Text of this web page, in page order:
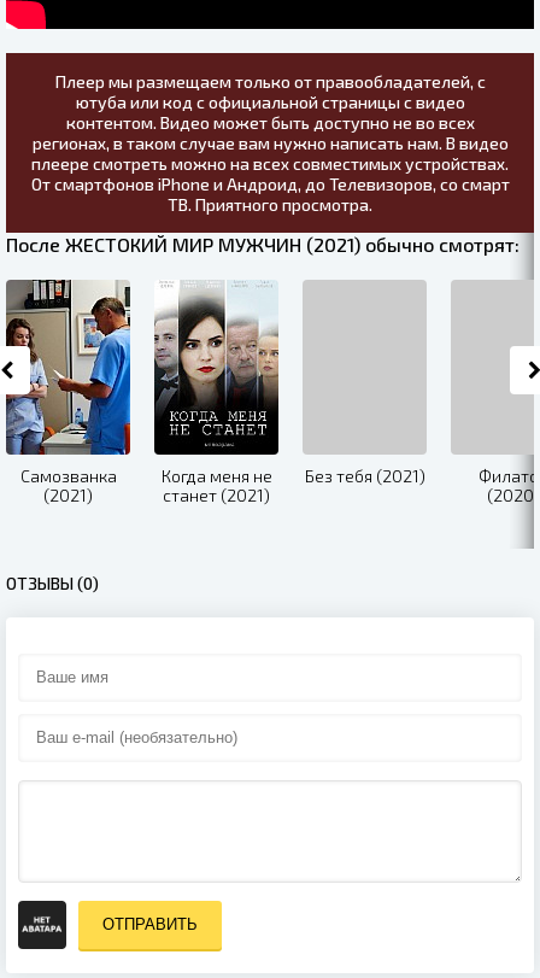
Плеер мы размещаем только от правообладателей, с
ютуба или код с официальной страницы с видео
контентом. Видео может быть доступно не во всех
регионах, в таком случае вам нужно написать нам. В видео
плеере смотреть можно на всех совместимых устройствах.
От смартфонов iPhone и Андроид, до Телевизоров, со смарт
ТВ. Приятного просмотра.
После ЖЕСТОКИЙ МИР МУЖЧИН (2021) обычно смотрят:
Самозванка
(2021)
Когда меня не
станет (2021)
Без тебя (2021)
(2020)
ОТЗЫВЫ (0)
ОТПРАВИТЬ